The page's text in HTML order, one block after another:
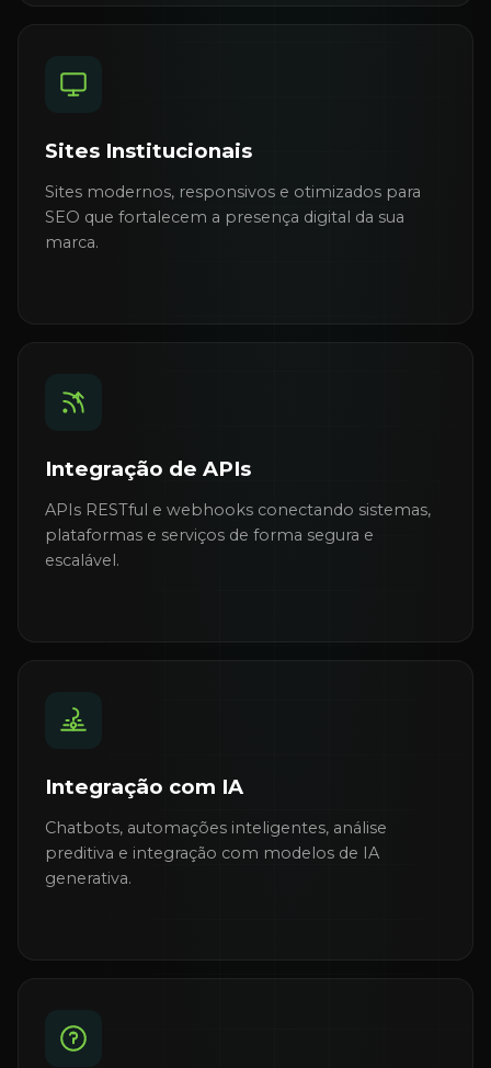
Sites Institucionais
Sites modernos, responsivos e otimizados para
SEO que fortalecem a presença digital da sua
marca.
Integração de APIs
APIs RESTful e webhooks conectando sistemas,
plataformas e serviços de forma segura e
escalável.
Integração com IA
Chatbots, automações inteligentes, análise
preditiva e integração com modelos de IA
generativa.